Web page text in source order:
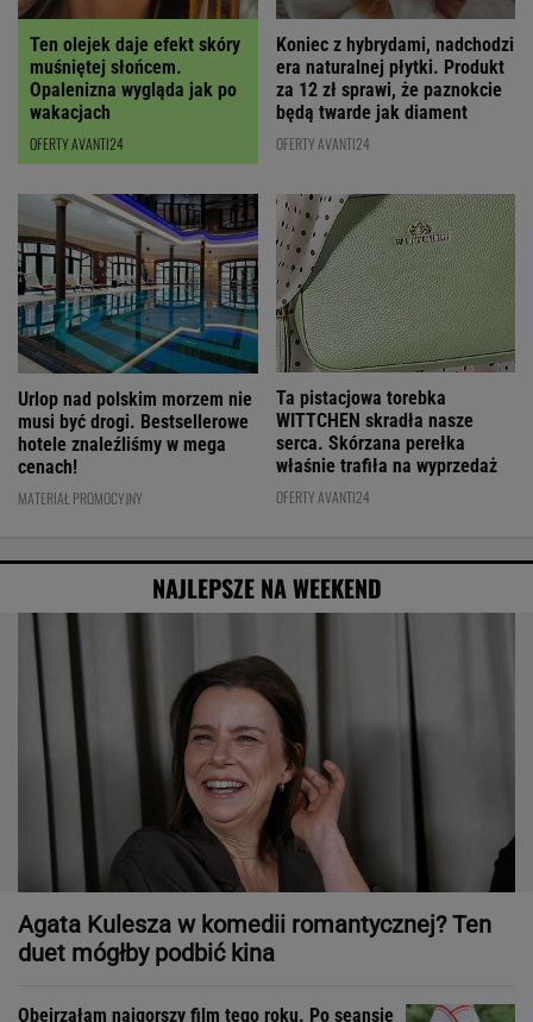
Ten olejek daje efekt skóry
muśniętej słońcem.
Opalenizna wygląda jak po
wakacjach
OFERTY AVANTI24
Koniec z hybrydami, nadchodzi
era naturalnej płytki. Produkt
za 12 zł sprawi, że paznokcie
będą twarde jak diament
OFERTY AVANTI24
Urlop nad polskim morzem nie
musi być drogi. Bestsellerowe
hotele znaleźliśmy w mega
cenach!
MATERIAŁ PROMOCYJNY
Ta pistacjowa torebka
WITTCHEN skradła nasze
serca. Skórzana perełka
właśnie trafiła na wyprzedaż
OFERTY AVANTI24
NAJLEPSZE NA WEEKEND
Agata Kulesza w komedii romantycznej? Ten
duet mógłby podbić kina
Obejrzałam najgorszy film tego roku. Po seansie